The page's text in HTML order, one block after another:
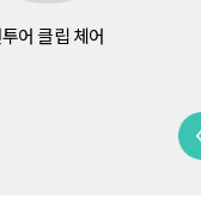
어 클립 체어